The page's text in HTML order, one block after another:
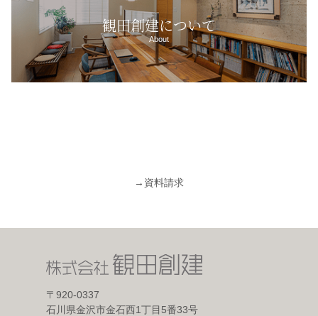
観田創建について
About
→ 資料請求
〒920-0337
石川県金沢市金石西1丁目5番33号